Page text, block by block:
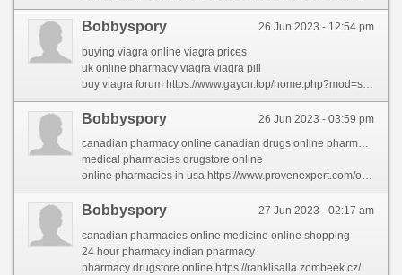
26 Jun 2023 - 12:54 pm
Bobbyspory
buying viagra online viagra prices
uk online pharmacy viagra viagra pill
buy viagra forum https://www.gaycn.top/home.php?mod=space&uid=947542&do=profile
26 Jun 2023 - 03:59 pm
Bobbyspory
canadian pharmacy online canadian drugs online pharmacy
medical pharmacies drugstore online
online pharmacies in usa https://www.provenexpert.com/online-medicine-to-buy4/
27 Jun 2023 - 02:17 am
Bobbyspory
canadian pharmacies online medicine online shopping
24 hour pharmacy indian pharmacy
pharmacy drugstore online https://ranklisalla.zombeek.cz/